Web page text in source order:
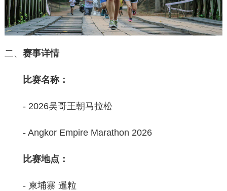
二、 赛事详情
比赛名称：
- 2026吴哥王朝马拉松
- Angkor Empire Marathon 2026
比赛地点：
- ‌柬埔寨 暹粒